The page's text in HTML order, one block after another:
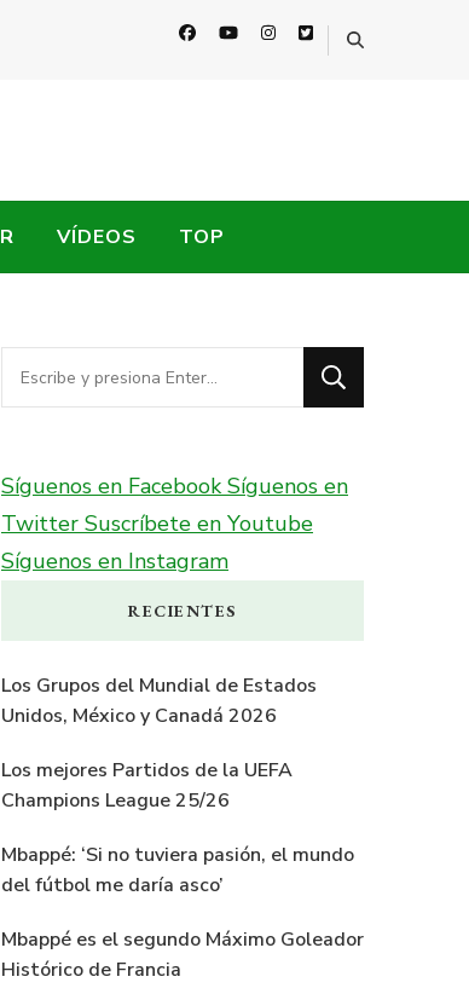
VÍDEOS TOP
¿Buscas
algo?
Síguenos en FacebookSíguenos en
Twitter Suscríbete en Youtube
Síguenos en Instagram
RECIENTES
Los Grupos del Mundial de Estados
Unidos, México y Canadá 2026
Los mejores Partidos de la UEFA
Champions League 25/26
Mbappé: ‘Si no tuviera pasión, el mundo
del fútbol me daría asco’
Mbappé es el segundo Máximo Goleador
Histórico de Francia